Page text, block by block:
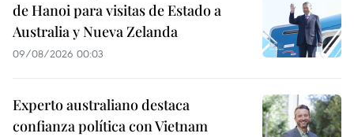
de Hanoi para visitas de Estado a
Australia y Nueva Zelanda
09/08/2026 00:03
Experto australiano destaca
confianza política con Vietnam